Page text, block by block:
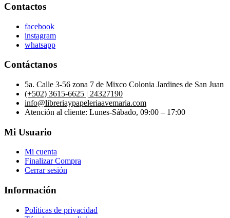
Contactos
facebook
instagram
whatsapp
Contáctanos
5a. Calle 3-56 zona 7 de Mixco Colonia Jardines de San Juan
(+502) 3615-6625 | 24327190
info@libreriaypapeleriaavemaria.com
Atención al cliente: Lunes-Sábado, 09:00 – 17:00
Mi Usuario
Mi cuenta
Finalizar Compra
Cerrar sesión
Información
Políticas de privacidad